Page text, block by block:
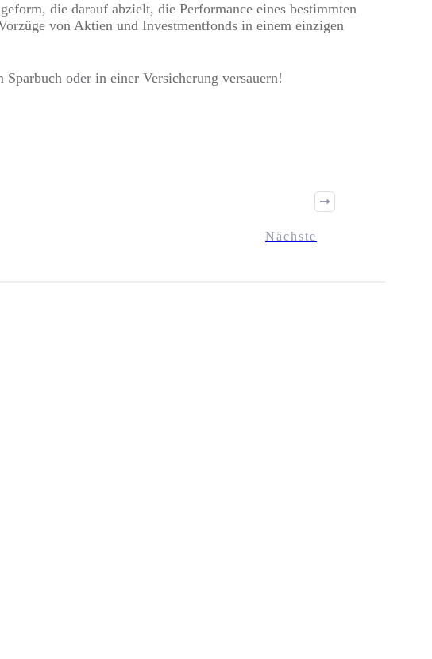
die darauf abzielt, die Performance eines bestimmten
von Aktien und Investmentfonds in einem einzigen
oder in einer Versicherung versauern!
Nächste